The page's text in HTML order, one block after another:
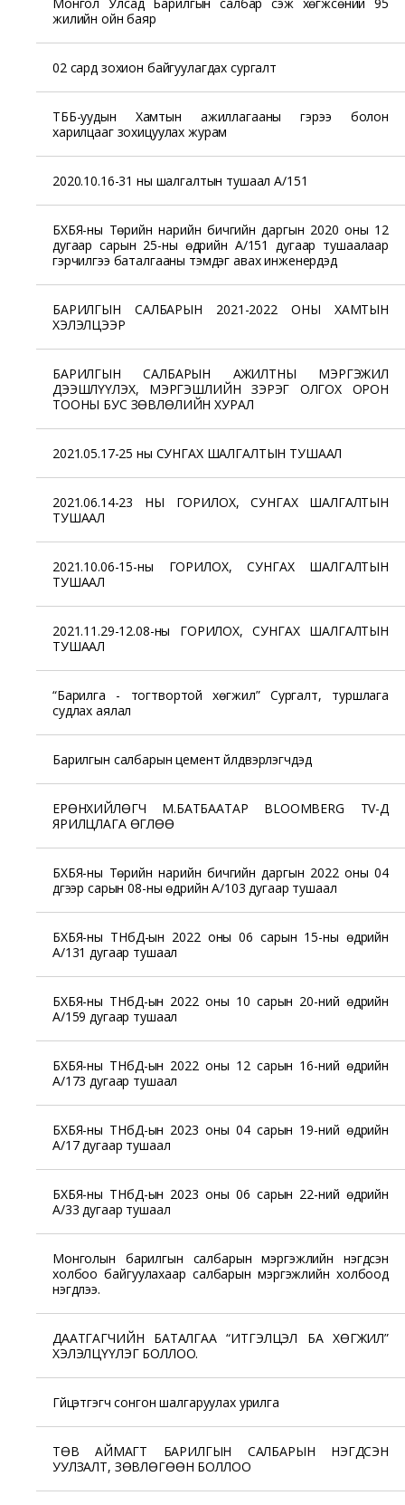
жилийн ойн баяр
02 сард зохион байгуулагдах сургалт
ТББ-уудын Хамтын ажиллагааны гэрээ болон
харилцааг зохицуулах журам
2020.10.16-31 ны шалгалтын тушаал А/151
БХБЯ-ны Төрийн нарийн бичгийн даргын 2020 оны 12
дугаар сарын 25-ны өдрийн А/151 дугаар тушаалаар
гэрчилгээ баталгааны тэмдэг авах инженерүүдэд
БАРИЛГЫН САЛБАРЫН 2021-2022 ОНЫ ХАМТЫН
ХЭЛЭЛЦЭЭР
БАРИЛГЫН САЛБАРЫН АЖИЛТНЫ МЭРГЭЖИЛ
ДЭЭШЛҮҮЛЭХ, МЭРГЭШЛИЙН ЗЭРЭГ ОЛГОХ ОРОН
ТООНЫ БУС ЗӨВЛӨЛИЙН ХУРАЛ
2021.05.17-25 ны СУНГАХ ШАЛГАЛТЫН ТУШААЛ
2021.06.14-23 НЫ ГОРИЛОХ, СУНГАХ ШАЛГАЛТЫН
ТУШААЛ
2021.10.06-15-ны ГОРИЛОХ, СУНГАХ ШАЛГАЛТЫН
ТУШААЛ
2021.11.29-12.08-ны ГОРИЛОХ, СУНГАХ ШАЛГАЛТЫН
ТУШААЛ
“Барилга - тогтвортой хөгжил” Сургалт, туршлага
судлах аялал
Барилгын салбарын цемент үйлдвэрлэгчдэд
ЕРӨНХИЙЛӨГЧ М.БАТБААТАР BLOOMBERG TV-Д
ЯРИЛЦЛАГА ӨГЛӨӨ
БХБЯ-ны Төрийн нарийн бичгийн даргын 2022 оны 04
дүгээр сарын 08-ны өдрийн А/103 дугаар тушаал
БХБЯ-ны ТНбД-ын 2022 оны 06 сарын 15-ны өдрийн
А/131 дугаар тушаал
БХБЯ-ны ТНбД-ын 2022 оны 10 сарын 20-ний өдрийн
А/159 дугаар тушаал
БХБЯ-ны ТНбД-ын 2022 оны 12 сарын 16-ний өдрийн
А/173 дугаар тушаал
БХБЯ-ны ТНбД-ын 2023 оны 04 сарын 19-ний өдрийн
А/17 дугаар тушаал
БХБЯ-ны ТНбД-ын 2023 оны 06 сарын 22-ний өдрийн
А/33 дугаар тушаал
Монголын барилгын салбарын мэргэжлийн нэгдсэн
холбоо байгуулахаар салбарын мэргэжлийн холбоод
нэгдлээ.
ДААТГАГЧИЙН БАТАЛГАА “ИТГЭЛЦЭЛ БА ХӨГЖИЛ”
ХЭЛЭЛЦҮҮЛЭГ БОЛЛОО.
Гүйцэтгэгч сонгон шалгаруулах урилга
ТӨВ АЙМАГТ БАРИЛГЫН САЛБАРЫН НЭГДСЭН
УУЛЗАЛТ, ЗӨВЛӨГӨӨН БОЛЛОО